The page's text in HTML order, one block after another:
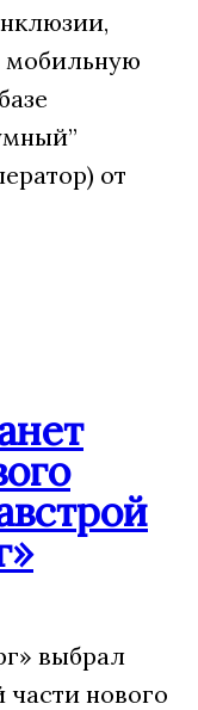
мобильную
от
выбрал
части нового